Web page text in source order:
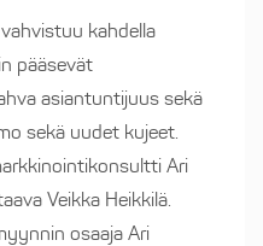
kahdella
pääsevät
asiantuntijuus sekä
sekä uudet kujeet.
Ari
Veikka Heikkilä.
osaaja Ari